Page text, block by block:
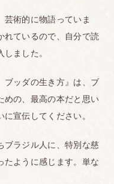
芸術的に物語っていま
れているので、自分で読
ました。
ッダの生き方』は、ブ
めの、最高の本だと思い
宣伝してください。
ブラジル人に、特別な慈
たように感じます。単な